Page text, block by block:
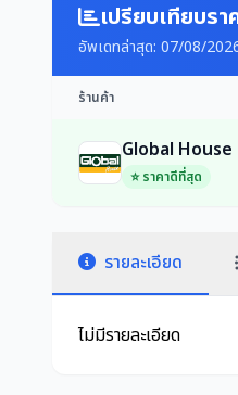
เปรียบเทียบรา
อัพเดทล่าสุด: 07/08/
ร้านค้า
Global House
⭐ ราคาดีที่สุด
รายละเอียด
ไม่มีรายละเอียด